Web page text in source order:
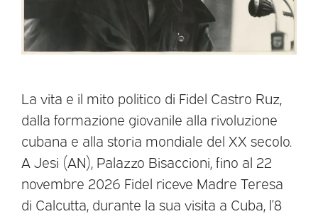
La vita e il mito politico di Fidel Castro Ruz,
dalla formazione giovanile alla rivoluzione
cubana e alla storia mondiale del XX secolo.
A Jesi (AN), Palazzo Bisaccioni, fino al 22
novembre 2026 Fidel riceve Madre Teresa
di Calcutta, durante la sua visita a Cuba, l’8